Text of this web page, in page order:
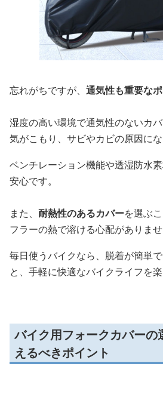
忘れがちですが、 通気性も重要な
湿度の高い環境で通気性のないカ
気がこもり、サビやカビの原因にな
ベンチレーション機能や透湿防水
安心です。
また、 耐熱性のあるカバーを選ぶ
フラーの熱で溶ける心配がありませ
毎日使うバイクなら、脱着が簡単
と、手軽に快適なバイクライフを楽
バイク用フォークカバーの
えるべきポイント